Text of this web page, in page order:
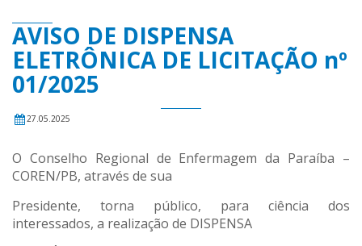
AVISO DE DISPENSA
ELETRÔNICA DE LICITAÇÃO nº
01/2025
27.05.2025
O Conselho Regional de Enfermagem da Paraíba –
COREN/PB, através de sua
Presidente, torna público, para ciência dos
interessados, a realização de DISPENSA